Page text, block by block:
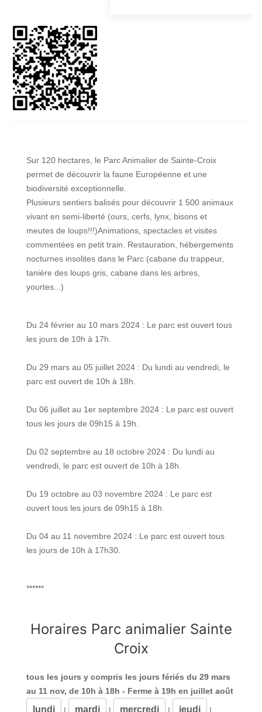
Sur 120 hectares, le Parc Animalier de Sainte-Croix
permet de découvrir la faune Européenne et une
biodiversité exceptionnelle.
Plusieurs sentiers balisés pour découvrir 1 500 animaux
vivant en semi-liberté (ours, cerfs, lynx, bisons et
meutes de loups!!!)Animations, spectacles et visites
commentées en petit train. Restauration, hébergements
nocturnes insolites dans le Parc (cabane du trappeur,
tanière des loups gris, cabane dans les arbres,
yourtes...)
Du 24 février au 10 mars 2024 : Le parc est ouvert tous
les jours de 10h à 17h.
Du 29 mars au 05 juillet 2024 : Du lundi au vendredi, le
parc est ouvert de 10h à 18h.
Du 06 juillet au 1er septembre 2024 : Le parc est ouvert
tous les jours de 09h15 à 19h.
Du 02 septembre au 18 octobre 2024 : Du lundi au
vendredi, le parc est ouvert de 10h à 18h.
Du 19 octobre au 03 novembre 2024 : Le parc est
ouvert tous les jours de 09h15 à 18h.
Du 04 au 11 novembre 2024 : Le parc est ouvert tous
les jours de 10h à 17h30.
******
Horaires Parc animalier Sainte
Croix
tous les jours y compris les jours fériés du 29 mars
au 11 nov, de 10h à 18h - Ferme à 19h en juillet août
lundi | mardi | mercredi | jeudi |